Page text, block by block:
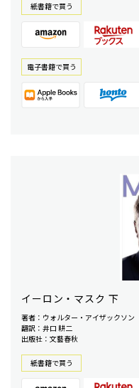
紙書籍で買う
電⼦書籍で買う
イーロン・マスク 下
著者：ウォルター・アイザックソン
翻訳：井口 耕二
出版社：文藝春秋
紙書籍で買う